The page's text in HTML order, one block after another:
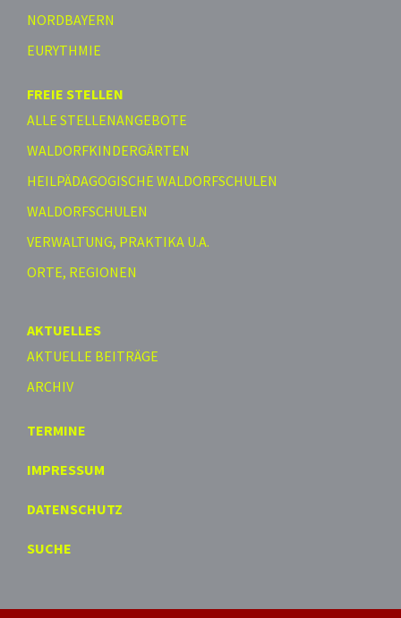
NORDBAYERN
EURYTHMIE
FREIE STELLEN
ALLE STELLENANGEBOTE
WALDORFKINDERGÄRTEN
HEILPÄDAGOGISCHE WALDORFSCHULEN
WALDORFSCHULEN
VERWALTUNG, PRAKTIKA U.A.
ORTE, REGIONEN
AKTUELLES
AKTUELLE BEITRÄGE
ARCHIV
TERMINE
IMPRESSUM
DATENSCHUTZ
SUCHE